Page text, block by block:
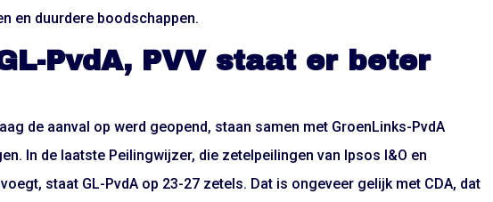
en duurdere boodschappen.
PvdA, PVV staat er beter
de aanval op werd geopend, staan samen met GroenLinks-PvdA
In de laatste Peilingwijzer, die zetelpeilingen van Ipsos I&O en
staat GL-PvdA op 23-27 zetels. Dat is ongeveer gelijk met CDA, dat